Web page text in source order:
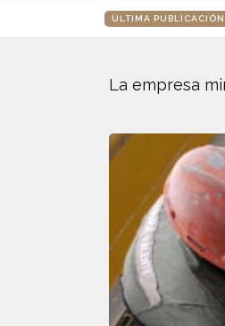
ÚLTIMA PUBLICACIÓN
La empresa